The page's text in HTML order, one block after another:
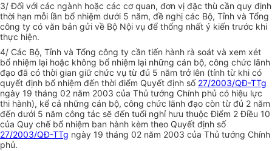
3/ Đối với các ngành hoặc các cơ quan, đơn vị đặc thù cần quy định
thời hạn mỗi lần bổ nhiệm dưới 5 năm, đề nghị các Bộ, Tỉnh và Tổng
công ty có văn bản gửi về Bộ Nội vụ để thống nhất ý kiến trước khi
thực hiện.
4/ Các Bộ, Tỉnh và Tổng công ty cần tiến hành rà soát và xem xét
bổ nhiệm lại hoặc không bổ nhiệm lại những cán bộ, công chức lãnh
đạo đã có thời gian giữ chức vụ từ đủ 5 năm trở lên (tính từ khi có
quyết định bổ nhiệm đến thời điểm Quyết định số 27/2003/QĐ-TTg
ngày 19 tháng 02 năm 2003 của Thủ tướng Chính phủ có hiệu lực
thi hành), kể cả những cán bộ, công chức lãnh đạo còn từ đủ 2 năm
đến dưới 5 năm công tác sẽ đến tuổi nghỉ hưu thuộc Điểm 2 Điều 10
của Quy chế bổ nhiệm ban hành kèm theo Quyết định số
27/2003/QĐ-TTg ngày 19 tháng 02 năm 2003 của Thủ tướng Chính
phủ.